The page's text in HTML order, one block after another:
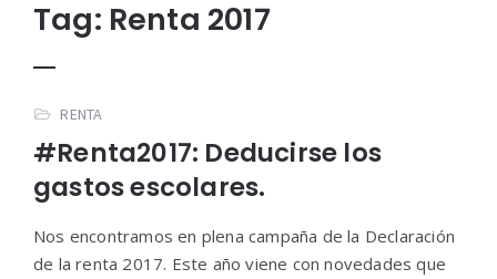
Tag: Renta 2017
RENTA
#Renta2017: Deducirse los
gastos escolares.
Nos encontramos en plena campaña de la Declaración
de la renta 2017. Este año viene con novedades que